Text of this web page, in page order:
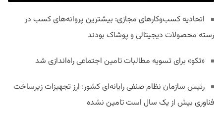
اتحادیه کسب‌وکارهای مجازی: بیشترین پروانه‌های کسب در
رسته محصولات دیجیتالی و پوشاک بودند
«تکو» برای تسویه مطالبات تامین اجتماعی راه‌اندازی شد
رئیس سازمان نظام صنفی رایانه‌ای کشور: ارز تجهیزات زیرساخت
فناوری بیش از یک سال است تامین نشده